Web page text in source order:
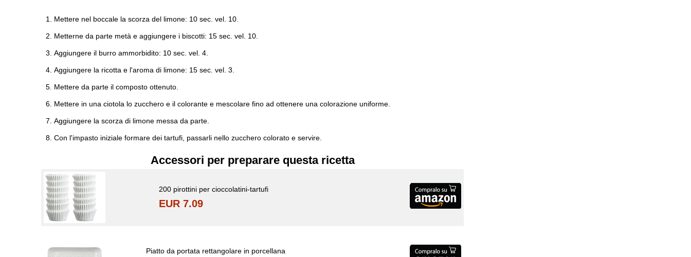
Mettere nel boccale la scorza del limone: 10 sec. vel. 10.
Metterne da parte metà e aggiungere i biscotti: 15 sec. vel. 10.
Aggiungere il burro ammorbidito: 10 sec. vel. 4.
Aggiungere la ricotta e l'aroma di limone: 15 sec. vel. 3.
Mettere da parte il composto ottenuto.
Mettere in una ciotola lo zucchero e il colorante e mescolare fino ad ottenere una colorazione uniforme.
Aggiungere la scorza di limone messa da parte.
Con l'impasto iniziale formare dei tartufi, passarli nello zucchero colorato e servire.
Accessori per preparare questa ricetta
200 pirottini per cioccolatini-tartufi
EUR 7.09
Piatto da portata rettangolare in porcellana